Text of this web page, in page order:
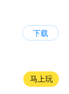
下载
马上玩